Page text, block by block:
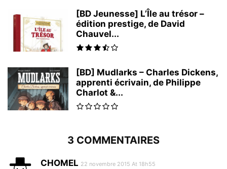
[BD Jeunesse] L’Île au trésor –
édition prestige, de David
Chauvel...
[BD] Mudlarks – Charles Dickens,
apprenti écrivain, de Philippe
Charlot &...
3 COMMENTAIRES
CHOMEL 22 novembre 2015 At 18h55